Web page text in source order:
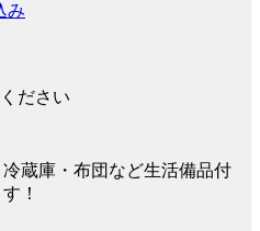
み
ださい
蔵庫・布団など生活備品付
！